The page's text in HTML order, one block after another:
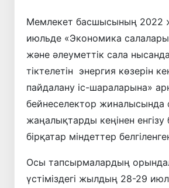
Мемлекет басшысының 2022
июльде «Экономика
және әлеуметтік сала
тіктелетін энергия көзерін
пайдалану іс-шараларына»
бейнеселектор жиналысында
жаңалықтарды кеңінен
бірқатар міндеттер
Осы тапсырмалардың
үстіміздегі жылдың 28-29